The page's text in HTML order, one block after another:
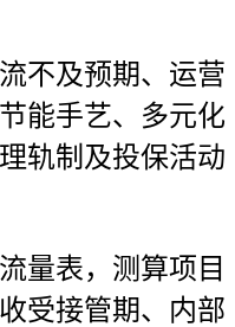
及预期、运营
能手艺、多元化
轨制及投保活动
表，测算项目
受接管期、内部